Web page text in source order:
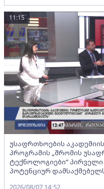
უსაფრთხოების
პროგრამის „შრომის
ტექნოლოგიები“ პირველი
პოტენციურ
11:15
2026/08/07 14:52